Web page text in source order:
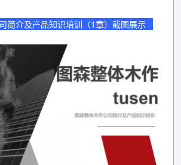
简介及产品知识培训（1章）截图展示